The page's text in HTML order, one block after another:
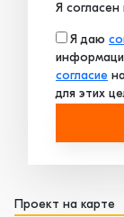
Я согласен
Я даю
согласие
для этих
Проект на карте